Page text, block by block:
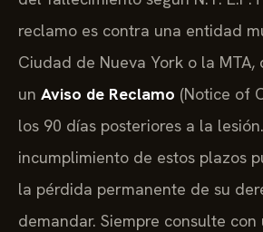
reclamo es contra una entidad
Ciudad de Nueva York o la
un Aviso de Reclamo (Notice of
los 90 días posteriores a la
incumplimiento de estos plazos
la pérdida permanente de su
demandar. Siempre consulte